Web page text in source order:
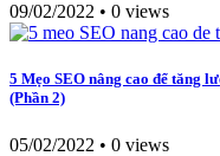
09/02/2022 • 0 views
5 Mẹo SEO nâng cao để tăng
(Phần 2)
05/02/2022 • 0 views